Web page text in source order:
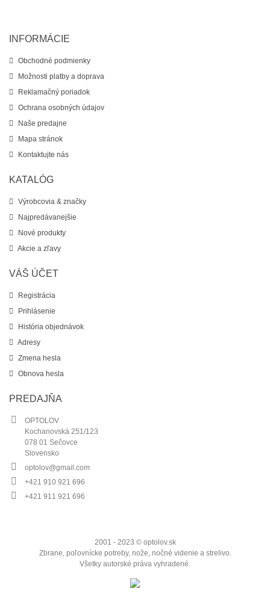
INFORMÁCIE
Obchodné podmienky
Možnosti platby a doprava
Reklamačný poriadok
Ochrana osobných údajov
Naše predajne
Mapa stránok
Kontaktujte nás
KATALÓG
Výrobcovia & značky
Najpredávanejšie
Nové produkty
Akcie a zľavy
VÁŠ ÚČET
Registrácia
Prihlásenie
História objednávok
Adresy
Zmena hesla
Obnova hesla
PREDAJŇA
OPTOLOV
Kochanovská 251/123
078 01 Sečovce
Slovensko
optolov@gmail.com
+421 910 921 696
+421 911 921 696
2001 - 2023 © optolov.sk
Zbrane, poľovnícke potreby, nože, nočné videnie a strelivo.
Všetky autorské práva vyhradené.